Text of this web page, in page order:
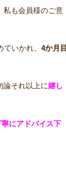
私も会員様のご意
いかれ、 4か月目
論それ以上に嬉し
寧にアドバイス下